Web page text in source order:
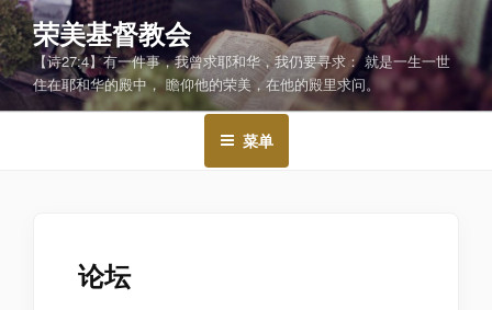
跳
至
内
容
荣美基督教会
【诗27:4】有一件事，我曾求耶和华，我仍要寻求： 就是一生一世
住在耶和华的殿中， 瞻仰他的荣美，在他的殿里求问。
菜单
论坛